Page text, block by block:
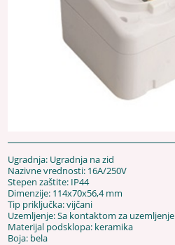
Ugradnja: Ugradnja na zid
Nazivne vrednosti: 16A/250V
Stepen zaštite: IP44
Dimenzije: 114x70x56,4 mm
Tip priključka: vijčani
Uzemljenje: Sa kontaktom za uzemljenje
Materijal podsklopa: keramika
Boja: bela